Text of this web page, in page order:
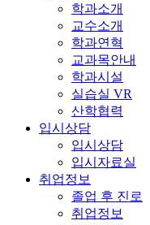
학과소개
교수소개
학과연혁
교과목안내
학과시설
실습실 VR
산학협력
입시상담
입시상담
입시자료실
취업정보
졸업 후 진로
취업정보